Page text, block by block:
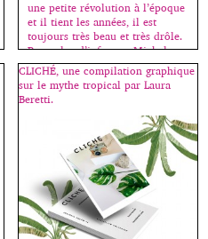
une petite révolution à l’époque
et il tient les années, il est
toujours très beau et très drôle.
Pour plus d’infos sur Michel
Gondry -> ici et ici. 1999. Les
H5 prennent le relais avec ce
clip […]
CLICHÉ, une compilation graphique
sur le mythe tropical par Laura
Beretti.